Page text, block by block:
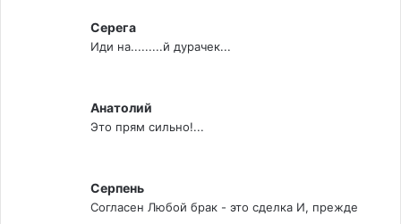
Серега
Иди на.........й дурачек...
Анатолий
Это прям сильно!...
Серпень
Согласен Любой брак - это сделка И, прежде